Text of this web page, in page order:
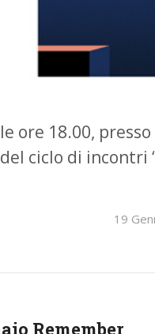
ore 18.00,
ciclo di incontri
19
Remember